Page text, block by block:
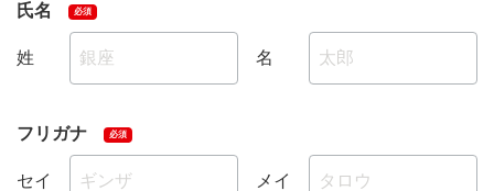
氏名
姓 名
フリガナ
セイ メイ